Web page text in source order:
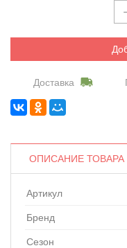
Доставка
ОПИСАНИЕ ТОВАРА
Артикул
Бренд
Сезон